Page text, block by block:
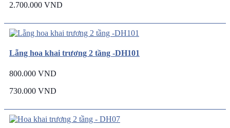
2.700.000 VND
Lẵng hoa khai trương 2 tầng -DH101
800.000 VND
730.000 VND